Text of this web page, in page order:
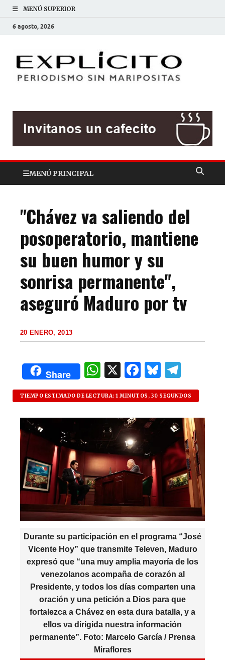
MENÚ SUPERIOR
6 agosto, 2026
MENÚ PRINCIPAL
"Chávez va saliendo del
posoperatorio, mantiene
su buen humor y su
sonrisa permanente",
aseguró Maduro por tv
20 ENERO, 2013
Share
W
h
at
s
A
p
p
X F
a
c
e
b
o
o
k
B
lu
es
k
y
el
e
g
ra
m
TIEMPO ESTIMADO DE LECTURA: 1 MINUTOS, 30 SEGUNDOS
Durante su participación en el programa “José
Vicente Hoy” que transmite Televen, Maduro
expresó que “una muy amplia mayoría de los
venezolanos acompaña de corazón al
Presidente, y todos los días comparten una
oración y una petición a Dios para que
fortalezca a Chávez en esta dura batalla, y a
ellos va dirigida nuestra información
permanente”. Foto: Marcelo García / Prensa
Miraflores